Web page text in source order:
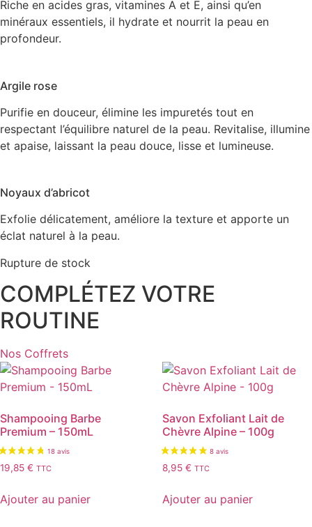
Riche en acides gras, vitamines A et E, ainsi qu’en
minéraux essentiels, il hydrate et nourrit la peau en
profondeur.
Argile rose
Purifie en douceur, élimine les impuretés tout en
respectant l’équilibre naturel de la peau. Revitalise, illumine
et apaise, laissant la peau douce, lisse et lumineuse.
Noyaux d’abricot
Exfolie délicatement, améliore la texture et apporte un
éclat naturel à la peau.
Rupture de stock
COMPLÉTEZ VOTRE
ROUTINE
Nos Coffrets
Shampooing Barbe
Premium – 150mL
19,85 € TTC
Ajouter au panier
Savon Exfoliant Lait de
Chèvre Alpine – 100g
8,95 € TTC
Ajouter au panier